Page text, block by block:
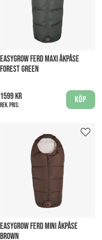
EASYGROW FERD MAXI ÅKPÅSE
FOREST GREEN
1599 kr
Rek. pris:
Köp
EASYGROW FERD MINI ÅKPÅSE
BROWN